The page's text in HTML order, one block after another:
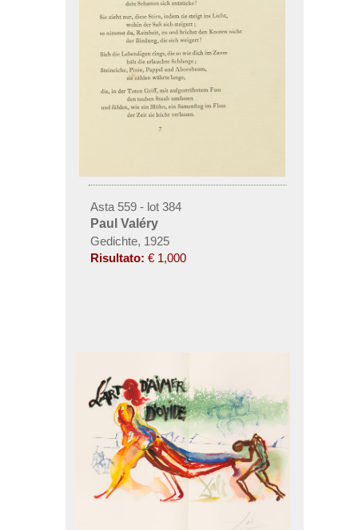
Asta 559 - lot 384
Paul Valéry
Gedichte, 1925
Risultato: € 1,000